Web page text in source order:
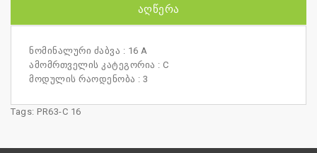
ᲐᲦᲬᲔᲠᲐ
ნომინალური ძაბვა : 16 A
ამომრთველის კატეგორია : C
მოდულის რაოდენობა : 3
Tags: PR63-C 16